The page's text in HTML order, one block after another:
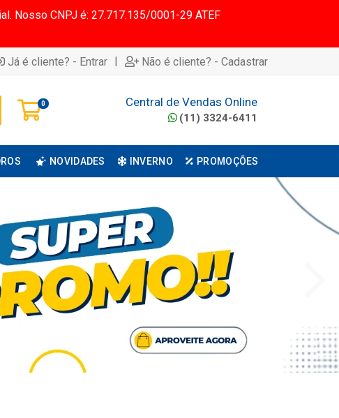
Nosso CNPJ é: 27.717.135/0001-29 ATEF
Já é cliente? - Entrar | Não é cliente? - Cadastrar
0 Central de Vendas Online
(11) 3324-6411
NOVIDADES INVERNO PROMOÇÕES